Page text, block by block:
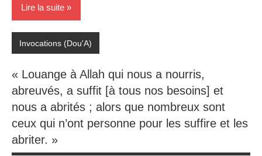
Lire la suite
Invocations (Dou'A)
« Louange à Allah qui nous a nourris,
abreuvés, a suffit [à tous nos besoins] et
nous a abrités ; alors que nombreux sont
ceux qui n’ont personne pour les suffire et les
abriter. »